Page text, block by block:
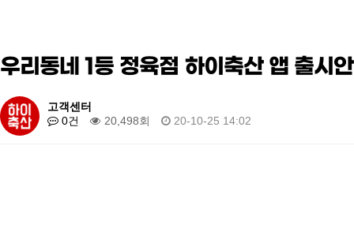
우리동네 1등 정육점 하이축산 앱 출시
고객센터
0건
20,498회 20-10-25 14:02